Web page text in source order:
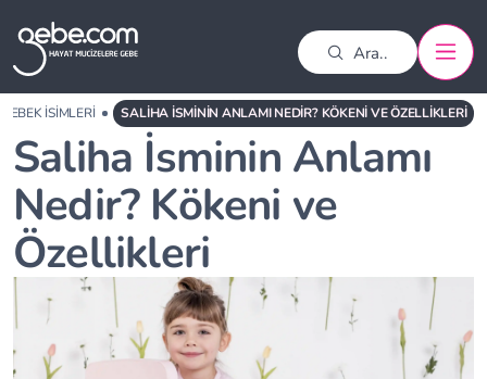
BEBEK İSIMLERI SALIHA İSMININ ANLAMI NEDIR? KÖKENI VE ÖZELLIKLERI
Saliha İsminin Anlamı
Nedir? Kökeni ve
Özellikleri